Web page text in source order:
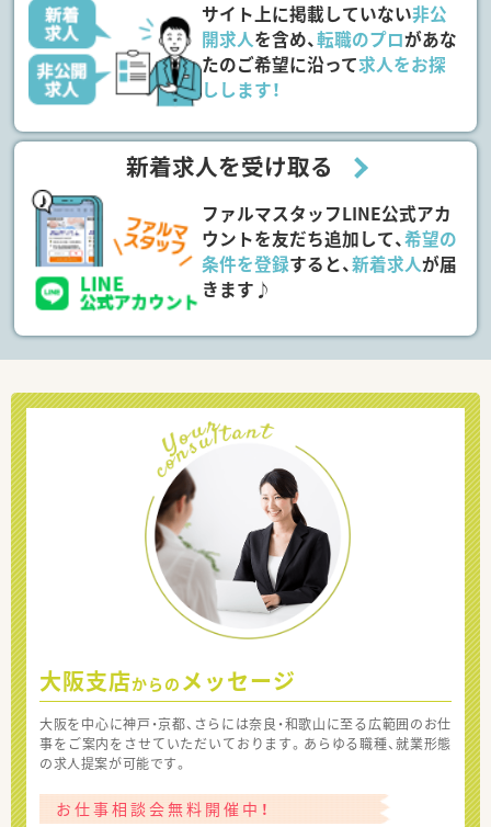
サイト上に掲載していない非公
開求人を含め、転職のプロがあな
たのご希望に沿って求人をお探
しします！
新着求人を受け取る
ファルマスタッフLINE公式アカ
ウントを友だち追加して、希望の
条件を登録すると、新着求人が届
きます♪
大阪支店からの メッセージ
大阪を中心に神戸・京都、さらには奈良・和歌山に至る広範囲のお仕
事をご案内をさせていただいております。あらゆる職種、就業形態
の求人提案が可能です。
お仕事相談会無料開催中！